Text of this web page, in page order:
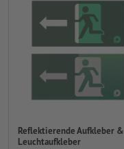
Reflektierende Aufkleber &
Leuchtaufkleber